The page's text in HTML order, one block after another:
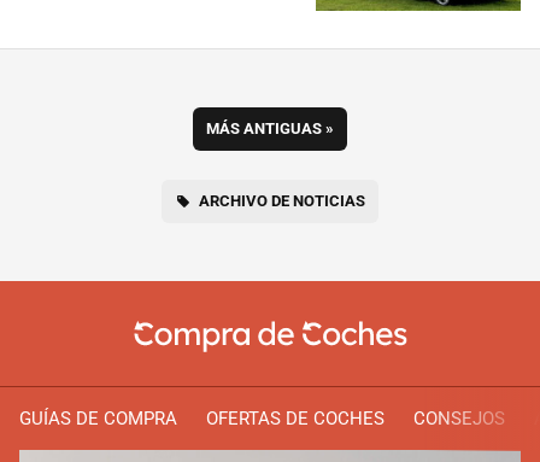
MÁS ANTIGUAS »
ARCHIVO DE NOTICIAS
GUÍAS DE COMPRA OFERTAS DE COCHES CONSEJOS